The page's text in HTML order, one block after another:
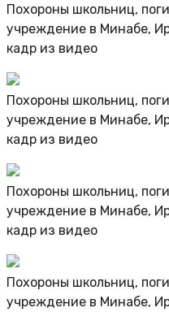
Похороны школьниц,
учреждение в Минабе,
кадр из видео
Похороны школьниц,
учреждение в Минабе,
кадр из видео
Похороны школьниц,
учреждение в Минабе,
кадр из видео
Похороны школьниц,
учреждение в Минабе,